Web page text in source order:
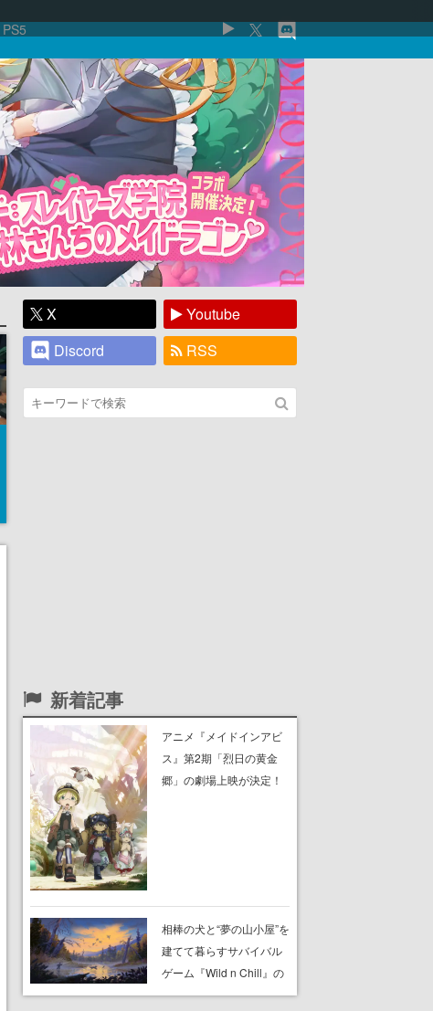
PS5
X
Youtube
Discord
RSS
新着記事
アニメ『メイドインアビ
ス』第2期「烈日の黄金
郷」の劇場上映が決定！
相棒の犬と“夢の山小屋”を
建てて暮らすサバイバル
ゲーム『Wild n Chill』の
体験版がSteamで配信